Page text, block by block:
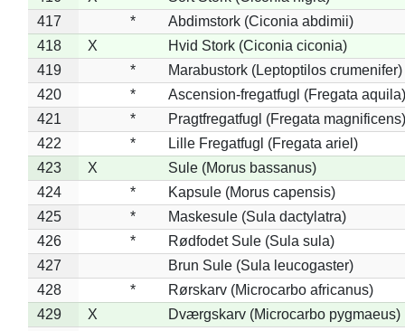
417
*
Abdimstork (Ciconia abdimii)
418
X
Hvid Stork (Ciconia ciconia)
419
*
Marabustork (Leptoptilos crumenifer)
420
*
Ascension-fregatfugl (Fregata aquila)
421
*
Pragtfregatfugl (Fregata magnificens)
422
*
Lille Fregatfugl (Fregata ariel)
423
X
Sule (Morus bassanus)
424
*
Kapsule (Morus capensis)
425
*
Maskesule (Sula dactylatra)
426
*
Rødfodet Sule (Sula sula)
427
Brun Sule (Sula leucogaster)
428
*
Rørskarv (Microcarbo africanus)
429
X
Dværgskarv (Microcarbo pygmaeus)